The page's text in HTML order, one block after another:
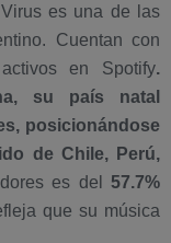
Virus es una de las
Cuentan con
activos en Spotify.
su país natal
posicionándose
de Chile, Perú,
es del57.7%
que su música